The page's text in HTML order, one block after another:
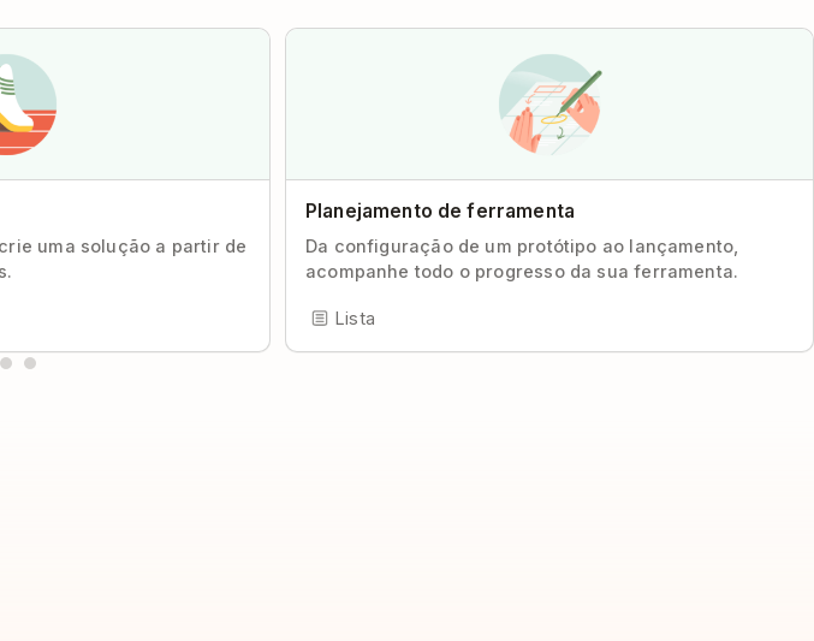
uma solução a partir de
Planejamento de ferramenta
Da configuração de um protótipo ao lançamento,
acompanhe todo o progresso da sua ferramenta.
Lista